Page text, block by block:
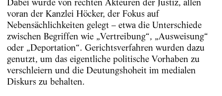
Dabei wurde von rechten Akteuren der Justiz, allen
voran der Kanzlei Höcker, der Fokus auf
Nebensächlichkeiten gelegt – etwa die Unterschiede
zwischen Begriffen wie „Vertreibung“, „Ausweisung“
oder „Deportation“. Gerichtsverfahren wurden dazu
genutzt, um das eigentliche politische Vorhaben zu
verschleiern und die Deutungshoheit im medialen
Diskurs zu behalten.